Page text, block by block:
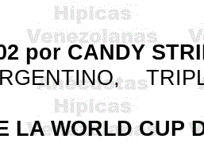
por CANDY
LA WORLD CUP